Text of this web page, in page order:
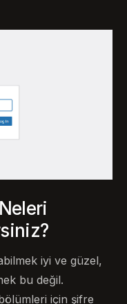
iyi ve güzel,
bu değil.
için şifre